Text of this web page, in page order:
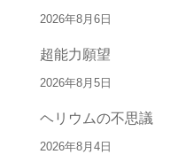
2026年8月6日
超能力願望
2026年8月5日
ヘリウムの不思議
2026年8月4日